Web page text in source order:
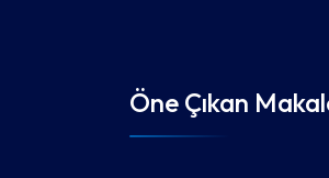
Öne Çıkan